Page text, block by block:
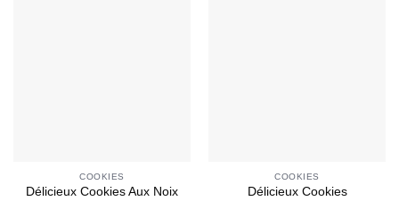
COOKIES
Délicieux Cookies Aux Noix
COOKIES
Délicieux Cookies